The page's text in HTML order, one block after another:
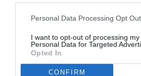
Personal Data Processing Opt
I want to opt-out of processing my
Personal Data for Targeted
Opted In
CONFIRM
- 19%